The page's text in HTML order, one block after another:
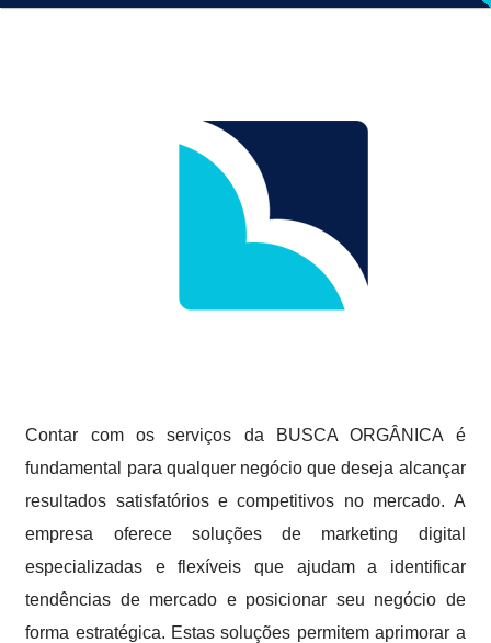
Contar com os serviços da BUSCA ORGÂNICA é
fundamental para qualquer negócio que deseja alcançar
resultados satisfatórios e competitivos no mercado. A
empresa oferece soluções de marketing digital
especializadas e flexíveis que ajudam a identificar
tendências de mercado e posicionar seu negócio de
forma estratégica. Estas soluções permitem aprimorar a